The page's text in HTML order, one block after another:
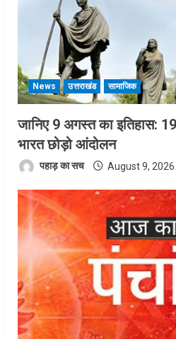
News उत्तराखंड सामाजिक
जानिए 9 अगस्त का इतिहास:
भारत छोड़ो आंदोलन
पहाड़ का सच August 9, 2026